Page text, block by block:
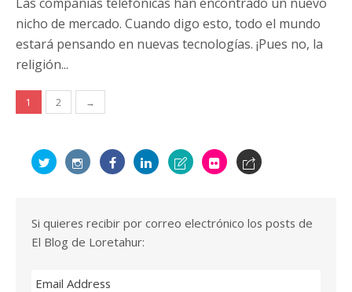
nicho de mercado. Cuando digo esto, todo el mundo
estará pensando en nuevas tecnologías. ¡Pues no, la
religión...
Navegación
de
1 2 →
Si quieres recibir por correo electrónico los posts de
El Blog de Loretahur:
Email Address